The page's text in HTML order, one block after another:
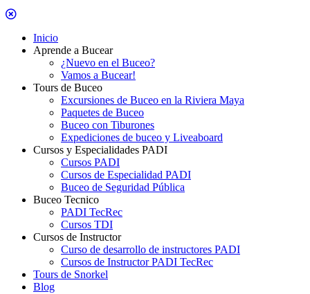
Inicio
Aprende a Bucear
¿Nuevo en el Buceo?
Vamos a Bucear!
Tours de Buceo
Excursiones de Buceo en la Riviera Maya
Paquetes de Buceo
Buceo con Tiburones
Expediciones de buceo y Liveaboard
Cursos y Especialidades PADI
Cursos PADI
Cursos de Especialidad PADI
Buceo de Seguridad Pública
Buceo Tecnico
PADI TecRec
Cursos TDI
Cursos de Instructor
Curso de desarrollo de instructores PADI
Cursos de Instructor PADI TecRec
Tours de Snorkel
Blog